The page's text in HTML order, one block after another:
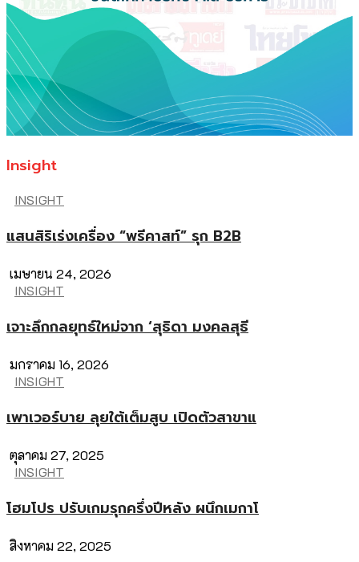
Insight
INSIGHT
แสนสิริเร่งเครื่อง “พรีคาสท์” รุก B2B
เมษายน 24, 2026
INSIGHT
เจาะลึกกลยุทธ์ใหม่จาก ‘สุธิดา มงคลสุธี
มกราคม 16, 2026
INSIGHT
เพาเวอร์บาย ลุยใต้เต็มสูบ เปิดตัวสาขาแ
ตุลาคม 27, 2025
INSIGHT
โฮมโปร ปรับเกมรุกครึ่งปีหลัง ผนึกเมกาโ
สิงหาคม 22, 2025